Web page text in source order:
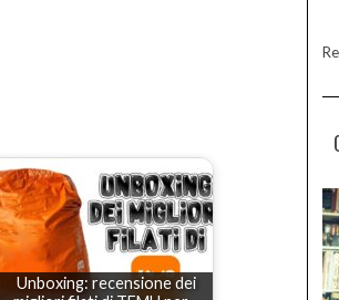
Unboxing: recensione dei